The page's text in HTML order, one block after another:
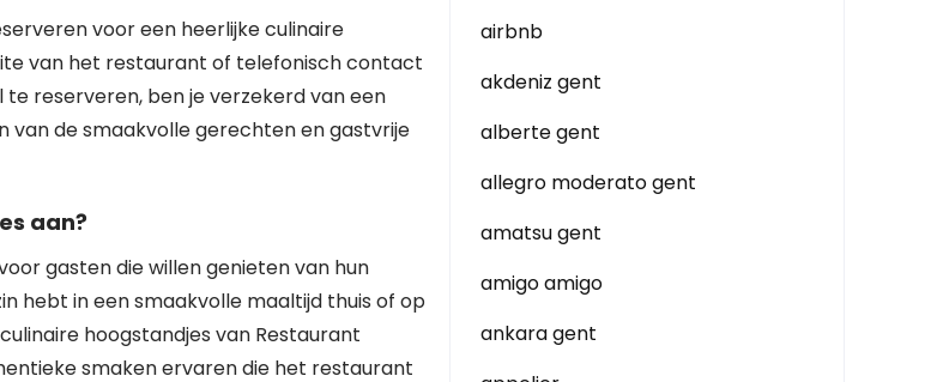
voor een heerlijke culinaire
van het restaurant of telefonisch contact
reserveren, ben je verzekerd van een
van de smaakvolle gerechten en gastvrije
aan?
gasten die willen genieten van hun
hebt in een smaakvolle maaltijd thuis of op
hoogstandjes van Restaurant
smaken ervaren die het restaurant
airbnb
akdeniz gent
alberte gent
allegro moderato gent
amatsu gent
amigo amigo
ankara gent